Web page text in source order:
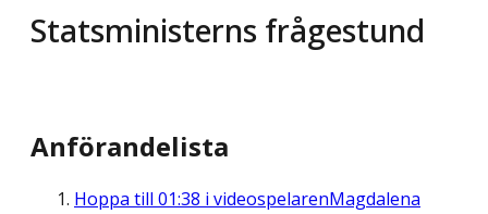
Statsministerns frågestund
Anförandelista
Hoppa till 01:38 i videospelarenMagdalena